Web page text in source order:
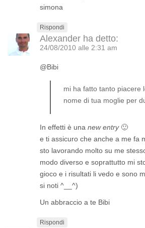
simona
Rispondi
Alexander ha detto:
24/08/2010 alle 2:31 am
@Bibi
mi ha fatto tanto piacere
nome di tua moglie per
In effetti è una new entry🙂
e ti assicuro che anche a me fa
sto lavorando molto su me
modo diverso e soprattutto mi
gioco e i risultati li vedo e sono
si noti ^__^)
Un abbraccio a te Bibi
Rispondi